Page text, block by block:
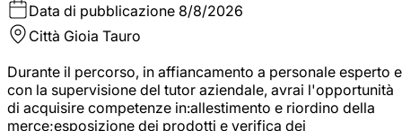
Data di pubblicazione 8/8/2026
Città Gioia Tauro
Durante il percorso, in affiancamento a personale esperto e
con la supervisione del tutor aziendale, avrai l'opportunità
di acquisire competenze in:allestimento e riordino della
merce;esposizione dei prodotti e verifica dei